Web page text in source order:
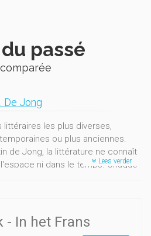
passé
De Jong
littéraires les plus diverses,
ou plus anciennes.
de Jong, la littérature ne connaît
ni dans le temps. Chaque
que l'écrivain, quelles
culture, ne trouve qu'un nombre
Lees verder
- In het Frans